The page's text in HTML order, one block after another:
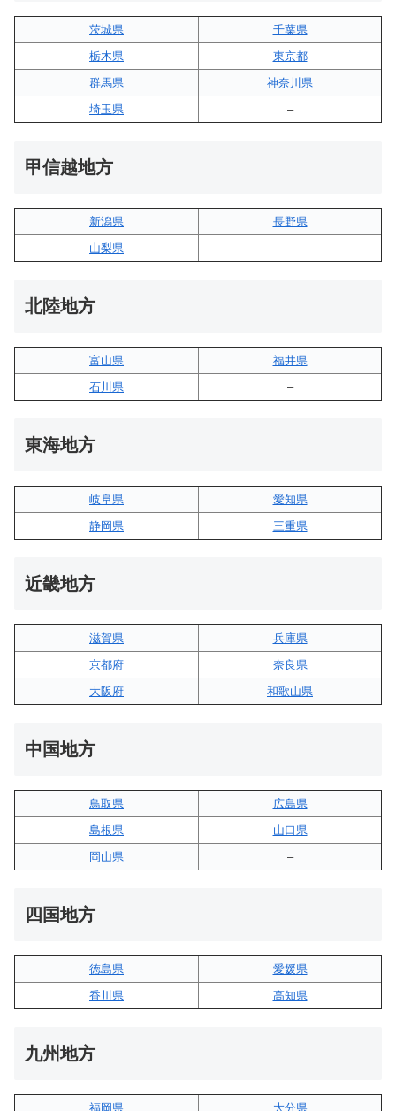
茨城県
千葉県
栃木県
東京都
群馬県
神奈川県
埼玉県
–
甲信越地方
新潟県
長野県
山梨県
–
北陸地方
富山県
福井県
石川県
–
東海地方
岐阜県
愛知県
静岡県
三重県
近畿地方
滋賀県
兵庫県
京都府
奈良県
大阪府
和歌山県
中国地方
鳥取県
広島県
島根県
山口県
岡山県
–
四国地方
徳島県
愛媛県
香川県
高知県
九州地方
福岡県 大分県